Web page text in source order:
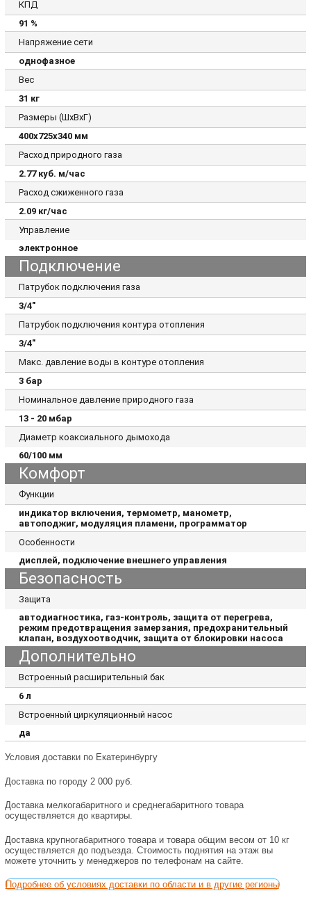
КПД
91 %
Напряжение сети
однофазное
Вес
31 кг
Размеры (ШхВхГ)
400x725x340 мм
Расход природного газа
2.77 куб. м/час
Расход сжиженного газа
2.09 кг/час
Управление
электронное
Подключение
Патрубок подключения газа
3/4"
Патрубок подключения контура отопления
3/4"
Макс. давление воды в контуре отопления
3 бар
Номинальное давление природного газа
13 - 20 мбар
Диаметр коаксиального дымохода
60/100 мм
Комфорт
Функции
индикатор включения, термометр, манометр,
автоподжиг, модуляция пламени, программатор
Особенности
дисплей, подключение внешнего управления
Безопасность
Защита
автодиагностика, газ-контроль, защита от перегрева,
режим предотвращения замерзания, предохранительный
клапан, воздухоотводчик, защита от блокировки насоса
Дополнительно
Встроенный расширительный бак
6 л
Встроенный циркуляционный насос
да
Условия доставки по Екатеринбургу
Доставка по городу 2 000 руб.
Доставка мелкогабаритного и среднегабаритного товара
осуществляется до квартиры.
Доставка крупногабаритного товара и товара общим весом от 10 кг
осуществляется до подъезда. Стоимость поднятия на этаж вы
можете уточнить у менеджеров по телефонам на сайте.
Подробнее об условиях доставки по области и в другие регионы